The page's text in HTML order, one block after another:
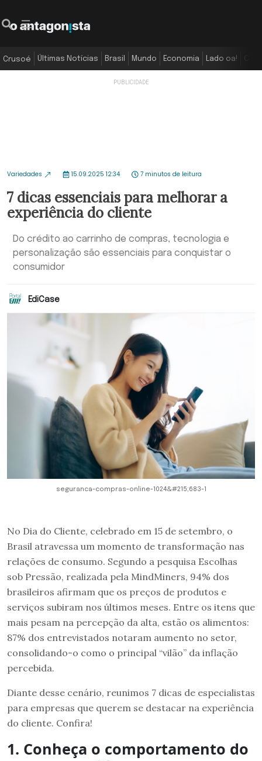
Crusoé Últimas Notícias Brasil Mundo Economia Lado oa!
Variedades 15.09.2025 12:34 7 minutos de leitura
7 dicas essenciais para melhorar a
experiência do cliente
Do crédito ao carrinho de compras, tecnologia e
personalização são essenciais para conquistar o
consumidor
EdiCase
seguranca-compras-online-1024&#215;683-1
No Dia do Cliente, celebrado em 15 de setembro, o
Brasil atravessa um momento de transformação nas
relações de consumo. Segundo a pesquisa Escolhas
sob Pressão, realizada pela MindMiners, 94% dos
brasileiros afirmam que os preços de produtos e
serviços subiram nos últimos meses. Entre os itens que
mais pesam na percepção da alta, estão os alimentos:
87% dos entrevistados notaram aumento no setor,
consolidando-o como o principal “vilão” da inflação
percebida.
Diante desse cenário, reunimos 7 dicas de especialistas
para empresas que querem se destacar na experiência
do cliente. Confira!
1. Conheça o comportamento do